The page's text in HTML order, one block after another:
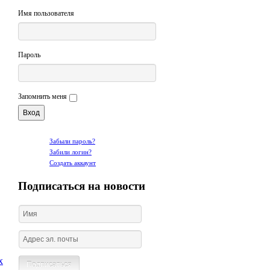
Имя пользователя
Пароль
Запомнить меня
Забыли пароль?
Забили логин?
Создать аккаунт
Подписаться на новости